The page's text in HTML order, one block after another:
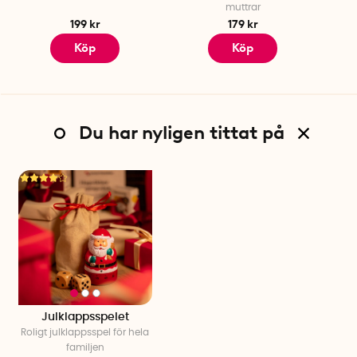
199 kr
Köp
muttrar
179 kr
Köp
Du har nyligen tittat på
Julklappsspelet
Roligt julklappsspelför hela
familjen